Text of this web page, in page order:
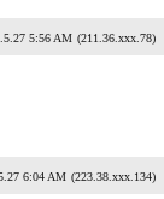
5:56 AM (211.36.xxx.78)
6:04 AM (223.38.xxx.134)